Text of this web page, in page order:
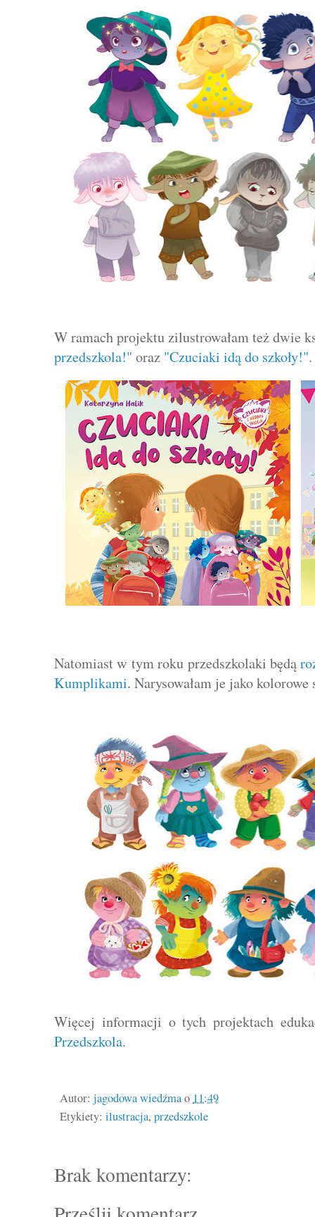
W ramach projektu zilustrowałam też dwie
przedszkola!" oraz "Czuciaki idą do szkoły!"
Natomiast w tym roku przedszkolaki będą
Kumplikami. Narysowałam je jako
Więcej informacji o tych projektach
Przedszkola.
Autor: jagodowa wiedźmao 11:49
Etykiety: ilustracja, przedszkole
Brak komentarzy: